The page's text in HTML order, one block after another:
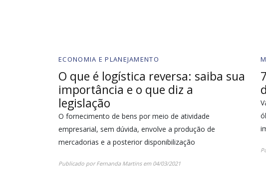
ECONOMIA E PLANEJAMENTO
O que é logística reversa: saiba sua
importância e o que diz a
legislação
O fornecimento de bens por meio de atividade
empresarial, sem dúvida, envolve a produção de
mercadorias e a posterior disponibilização
Publicado porFernanda Martinsem 04/03/2021